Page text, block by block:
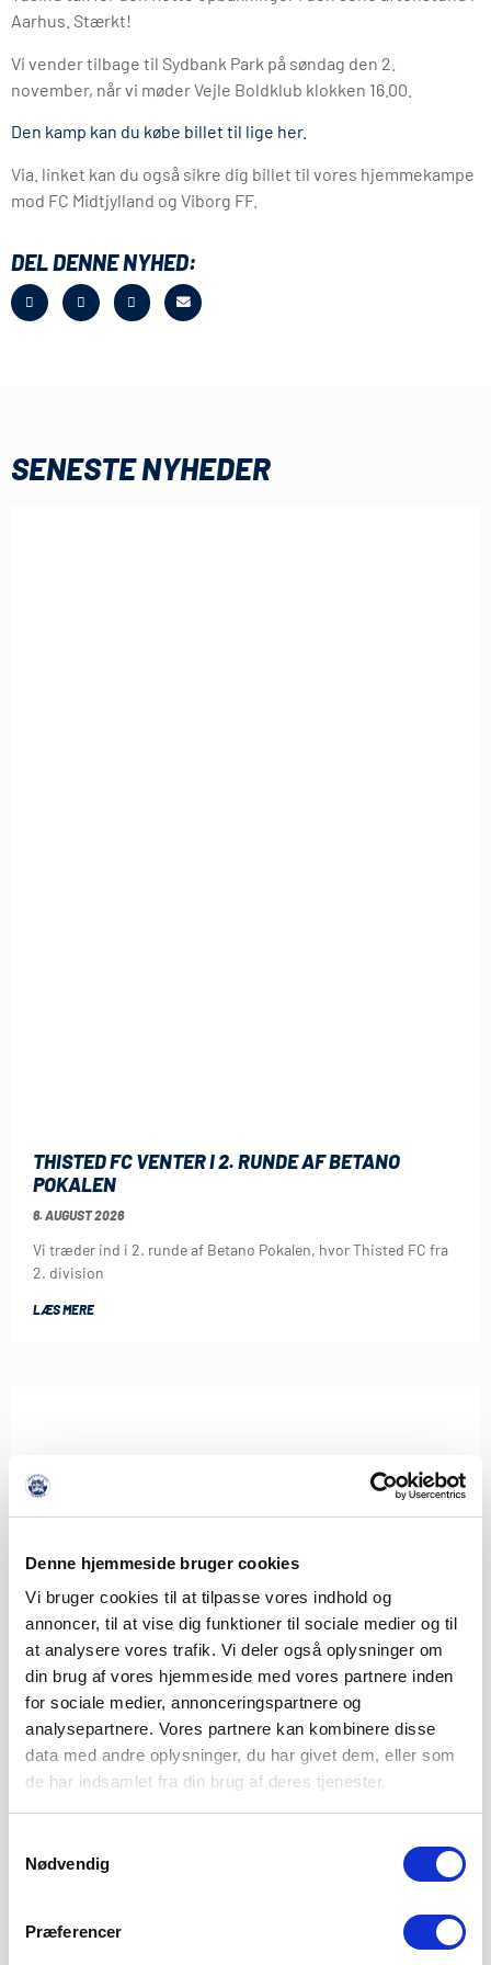
Denne hjemmeside bruger cookies
Vi bruger cookies til at tilpasse vores indhold og
annoncer, til at vise dig funktioner til sociale medier og til
at analysere vores trafik. Vi deler også oplysninger om
din brug af vores hjemmeside med vores partnere inden
for sociale medier, annonceringspartnere og
analysepartnere. Vores partnere kan kombinere disse
data med andre oplysninger, du har givet dem, eller som
de har indsamlet fra din brug af deres tjenester.
Nødvendig
Præferencer
Aarhus. Stærkt!
Vi vender tilbage til Sydbank Park på søndag den 2.
november, når vi møder Vejle Boldklub klokken 16.00.
Den kamp kan du købe billet til lige her.
Via. linket kan du også sikre dig billet til vores hjemmekampe
mod FC Midtjylland og Viborg FF.
DEL DENNE NYHED:
SENESTE NYHEDER
THISTED FC VENTER I 2. RUNDE AF BETANO
POKALEN
6. AUGUST 2026
Vi træder ind i 2. runde af Betano Pokalen, hvor Thisted FC fra
2. division
LÆS MERE